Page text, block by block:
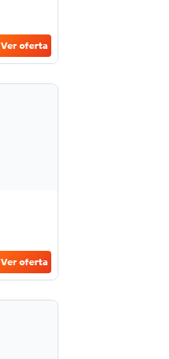
Ver oferta
Ver oferta